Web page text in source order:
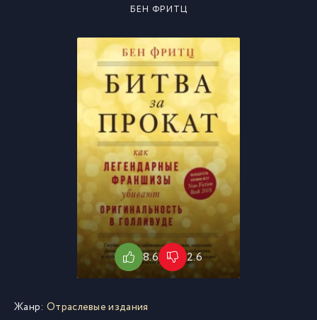
БЕН ФРИТЦ
8.6 2.6
Жанр: Отраслевые издания